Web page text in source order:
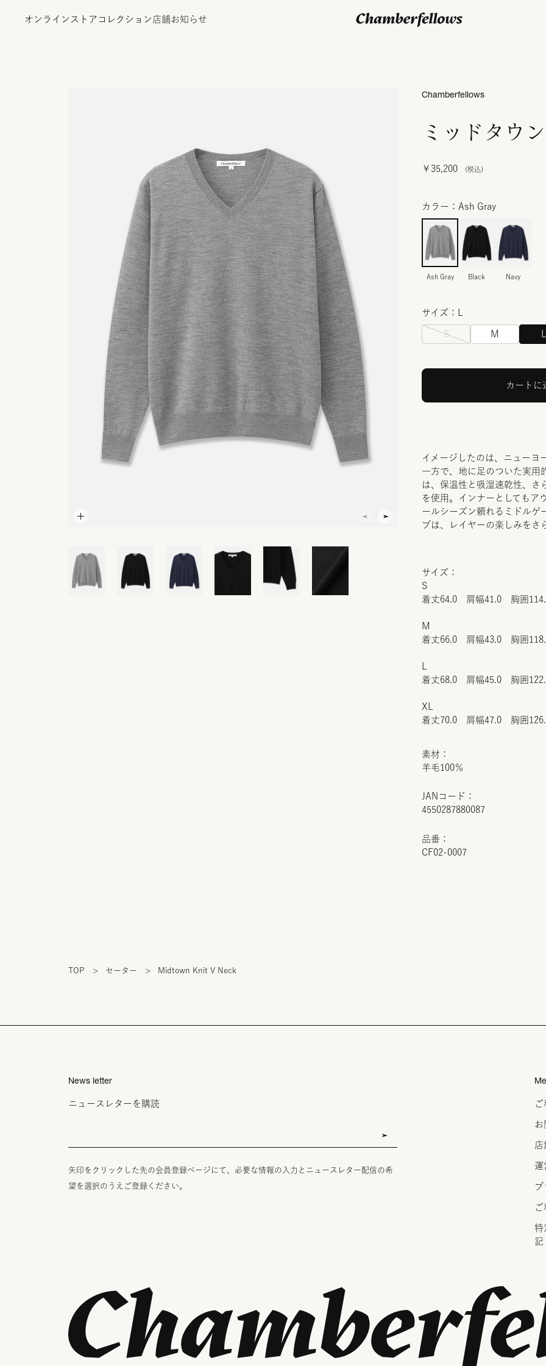
オンラインストア コレクション 店舗お知らせ
ミッドタウ
￥35,200
JANコード：
4550287880087
品番：
CF02-0007
Chamberfellows
カラー：Ash Gray
Ash Gray Black Navy
サイズ：L
S M
カートに
イメージしたのは、ニューヨ
一方で、地に足のついた実用
は、保温性と吸湿速乾性、さ
を使用。インナーとしてもア
ールシーズン頼れるミドルゲ
プは、レイヤーの楽しみをさ
サイズ：
S
着丈64.0 肩幅41.0 胸囲
M
着丈66.0 肩幅43.0 胸囲
着丈68.0 肩幅45.0 胸囲
XL
着丈70.0 肩幅47.0 胸囲
素材：
羊毛100％
TOP > セーター > Midtown Knit V Neck
News letter
ニュースレターを購読
矢印をクリックした先の会員登録ページにて、必要な情報の入力とニュースレター配信の希
望を選択のうえご登録ください。
ご
お
店
運
プ
ご
特
記